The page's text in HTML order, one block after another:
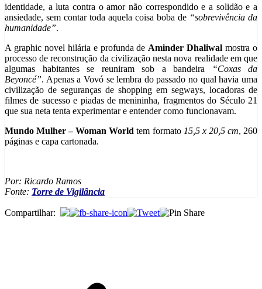
identidade, a luta contra o amor não correspondido e a solidão e a
ansiedade, sem contar toda aquela coisa boba de “sobrevivência da
humanidade”.
A graphic novel hilária e profunda de Aminder Dhaliwal mostra o
processo de reconstrução da civilização nesta nova realidade em que
algumas habitantes se reuniram sob a bandeira “Coxas da
Beyoncé”. Apenas a Vovó se lembra do passado no qual havia uma
civilização de seguranças de shopping em segways, locadoras de
filmes de sucesso e piadas de menininha, fragmentos do Século 21
que sua neta tenta experimentar e entender como funcionavam.
Mundo Mulher – Woman World tem formato 15,5 x 20,5 cm, 260
páginas e capa cartonada.
Por: Ricardo Ramos
Fonte: Torre de Vigilância
Compartilhar: